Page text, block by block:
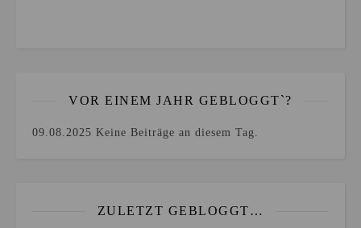
VOR EINEM JAHR GEBLOGGT`?
09.08.2025 Keine Beiträge an diesem Tag.
ZULETZT GEBLOGGT…